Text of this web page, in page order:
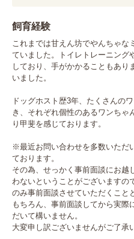
飼育経験
これまでは甘えん坊でやんちゃな
ていました。トイレトレーニング
しており、手がかかることもあり
いました。
ドッグホスト歴3年、たくさんの
き、それぞれ個性のあるワンちゃ
り甲斐を感じております。
※最近お問い合わせを多数いただ
ております。
その為、せっかく事前面談にお越
わないということがございますの
のみ事前面談させていただくこと
もちろん、事前面談してから実際
だいて構いません。
大変申し訳ございませんがご了承